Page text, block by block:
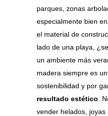
parques, zonas
especialmente bien
el material de
lado de una playa,
un ambiente más
madera siempre es
sostenibilidad y por
resultado estético .
vender helados, joyas